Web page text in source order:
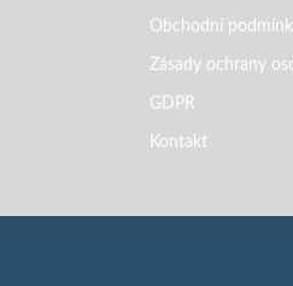
Obchodní
Zásady ochrany
GDPR
Kontakt